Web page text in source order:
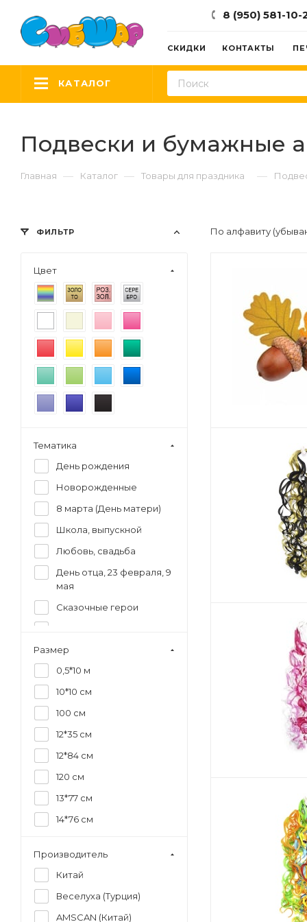
8 (950) 581-10-
СКИДКИ КОНТАКТЫ
КАТАЛОГ
Подвески и бумажные
Главная — Каталог — Товары для праздника —
По алфавиту
ФИЛЬТР
Цвет
Тематика
День рождения
Новорожденные
8 марта (День матери)
Школа, выпускной
Любовь, свадьба
День отца, 23 февраля, 9
мая
Сказочные герои
Новый год
Хэллоуин
На каждый день
С юбилеем, поздравляю
День учителя
Для нее
Размер
0,5*10 м
10*10 см
100 см
12*35 см
12*84 см
120 см
13*77 см
14*76 см
15*15 см
16*33 см
Производитель
Китай
Веселуха (Турция)
AMSCAN (Китай)